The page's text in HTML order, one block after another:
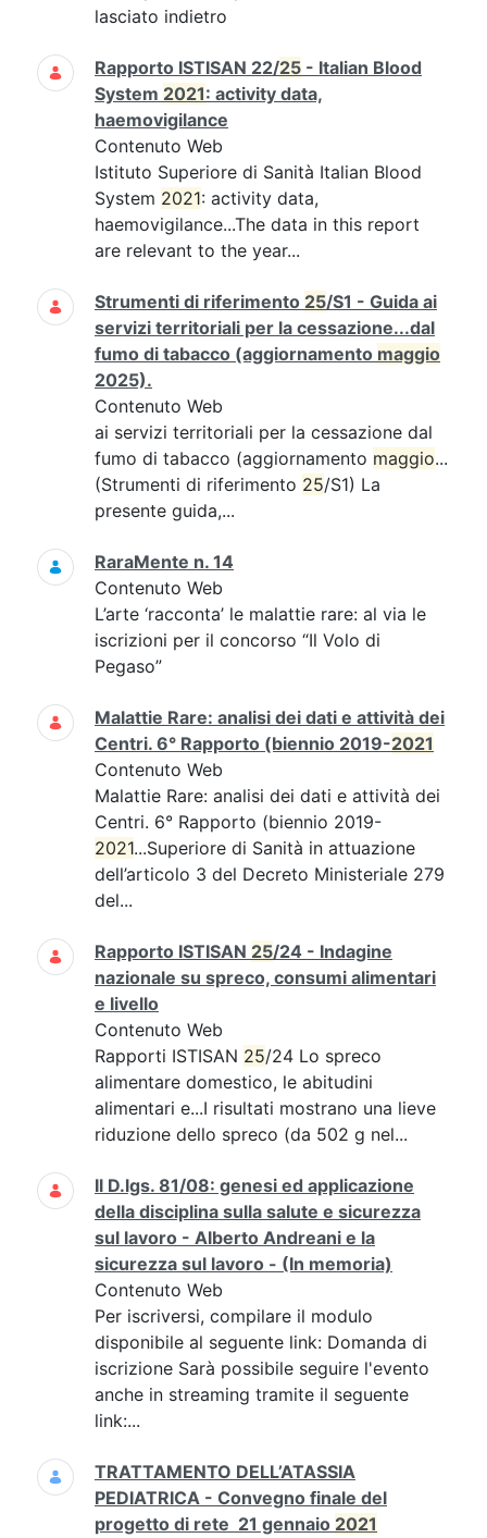
lasciato indietro
Rapporto ISTISAN 22/25 - Italian Blood
System 2021: activity data,
haemovigilance
Contenuto Web
Istituto Superiore di Sanità Italian Blood
System 2021: activity data,
haemovigilance...The data in this report
are relevant to the year...
Strumenti di riferimento 25/S1 - Guida ai
servizi territoriali per la cessazione...dal
fumo di tabacco (aggiornamento maggio
2025).
Contenuto Web
ai servizi territoriali per la cessazione dal
fumo di tabacco (aggiornamento maggio...
(Strumenti di riferimento 25/S1) La
presente guida,...
RaraMente n. 14
Contenuto Web
L’arte ‘racconta’ le malattie rare: al via le
iscrizioni per il concorso “Il Volo di
Pegaso”
Malattie Rare: analisi dei dati e attività dei
Centri. 6° Rapporto (biennio 2019-2021
Contenuto Web
Malattie Rare: analisi dei dati e attività dei
Centri. 6° Rapporto (biennio 2019-
2021...Superiore di Sanità in attuazione
dell’articolo 3 del Decreto Ministeriale 279
del...
Rapporto ISTISAN 25/24 - Indagine
nazionale su spreco, consumi alimentari
e livello
Contenuto Web
Rapporti ISTISAN 25/24 Lo spreco
alimentare domestico, le abitudini
alimentari e...I risultati mostrano una lieve
riduzione dello spreco (da 502 g nel...
Il D.lgs. 81/08: genesi ed applicazione
della disciplina sulla salute e sicurezza
sul lavoro - Alberto Andreani e la
sicurezza sul lavoro - (In memoria)
Contenuto Web
Per iscriversi, compilare il modulo
disponibile al seguente link: Domanda di
iscrizione Sarà possibile seguire l'evento
anche in streaming tramite il seguente
link:...
TRATTAMENTO DELL’ATASSIA
PEDIATRICA - Convegno finale del
progetto di rete 21 gennaio 2021